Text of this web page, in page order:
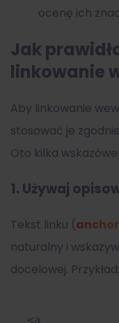
ocenę ich
Jak
linkowanie
Aby linkowanie
stosować je
Oto kilka
1. Używaj
Tekst linku (
naturalny i
docelowej. Przykład:
<a